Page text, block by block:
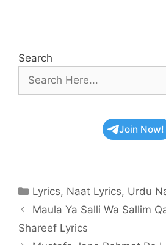
Search
Join Now!
Categories
Lyrics, Naat Lyrics, Urdu
Maula Ya Salli Wa Sallim
Shareef Lyrics